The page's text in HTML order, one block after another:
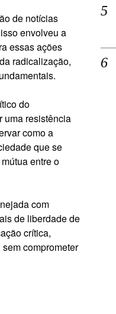
de notícias
envolveu a
essas ações
radicalização,
do
uma resistência
como a
que se
entre o
com
de liberdade de
crítica,
comprometer